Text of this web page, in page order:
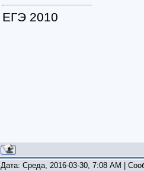
ЕГЭ 2010
Дата: Среда, 2016-03-30, 7:08 AM |